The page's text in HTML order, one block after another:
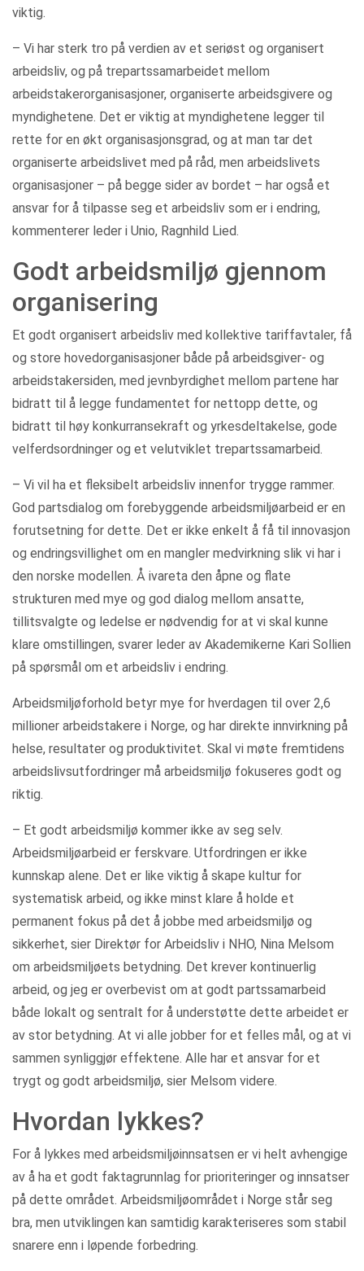
viktig.
– Vi har sterk tro på verdien av et seriøst og organisert
arbeidsliv, og på trepartssamarbeidet mellom
arbeidstakerorganisasjoner, organiserte arbeidsgivere og
myndighetene. Det er viktig at myndighetene legger til
rette for en økt organisasjonsgrad, og at man tar det
organiserte arbeidslivet med på råd, men arbeidslivets
organisasjoner – på begge sider av bordet – har også et
ansvar for å tilpasse seg et arbeidsliv som er i endring,
kommenterer leder i Unio, Ragnhild Lied.
Godt arbeidsmiljø gjennom
organisering
Et godt organisert arbeidsliv med kollektive tariffavtaler, få
og store hovedorganisasjoner både på arbeidsgiver- og
arbeidstakersiden, med jevnbyrdighet mellom partene har
bidratt til å legge fundamentet for nettopp dette, og
bidratt til høy konkurransekraft og yrkesdeltakelse, gode
velferdsordninger og et velutviklet trepartssamarbeid.
– Vi vil ha et fleksibelt arbeidsliv innenfor trygge rammer.
God partsdialog om forebyggende arbeidsmiljøarbeid er en
forutsetning for dette. Det er ikke enkelt å få til innovasjon
og endringsvillighet om en mangler medvirkning slik vi har i
den norske modellen. Å ivareta den åpne og flate
strukturen med mye og god dialog mellom ansatte,
tillitsvalgte og ledelse er nødvendig for at vi skal kunne
klare omstillingen, svarer leder av Akademikerne Kari Sollien
på spørsmål om et arbeidsliv i endring.
Arbeidsmiljøforhold betyr mye for hverdagen til over 2,6
millioner arbeidstakere i Norge, og har direkte innvirkning på
helse, resultater og produktivitet. Skal vi møte fremtidens
arbeidslivsutfordringer må arbeidsmiljø fokuseres godt og
riktig.
– Et godt arbeidsmiljø kommer ikke av seg selv.
Arbeidsmiljøarbeid er ferskvare. Utfordringen er ikke
kunnskap alene. Det er like viktig å skape kultur for
systematisk arbeid, og ikke minst klare å holde et
permanent fokus på det å jobbe med arbeidsmiljø og
sikkerhet, sier Direktør for Arbeidsliv i NHO, Nina Melsom
om arbeidsmiljøets betydning. Det krever kontinuerlig
arbeid, og jeg er overbevist om at godt partssamarbeid
både lokalt og sentralt for å understøtte dette arbeidet er
av stor betydning. At vi alle jobber for et felles mål, og at vi
sammen synliggjør effektene. Alle har et ansvar for et
trygt og godt arbeidsmiljø, sier Melsom videre.
Hvordan lykkes?
For å lykkes med arbeidsmiljøinnsatsen er vi helt avhengige
av å ha et godt faktagrunnlag for prioriteringer og innsatser
på dette området. Arbeidsmiljøområdet i Norge står seg
bra, men utviklingen kan samtidig karakteriseres som stabil
snarere enn i løpende forbedring.